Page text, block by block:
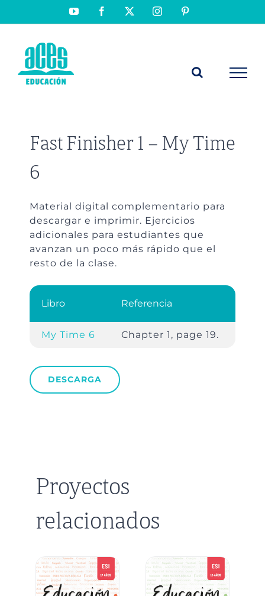
YouTubeFacebook Instagram
Fast Finisher 1 – My Time
6
Material digital complementario para
descargar e imprimir. Ejercicios
adicionales para estudiantes que
avanzan un poco más rápido que el
resto de la clase.
Libro Referencia
My Time 6 Chapter 1, page 19.
DESCARGA
Proyectos
relacionados